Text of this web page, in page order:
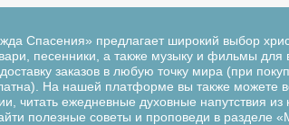
Спасения» предлагает широкий выбор
песенники, а также музыку и фильмы
заказов в любую точку мира (при
На нашей платформе вы также можете
читать ежедневные духовные напутствия из
полезные советы и проповеди в разделе